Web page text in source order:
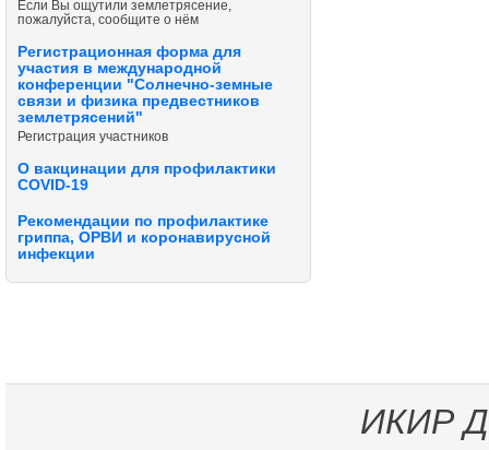
Если Вы ощутили землетрясение,
пожалуйста, сообщите о нём
Регистрационная форма для
участия в международной
конференции "Солнечно-земные
связи и физика предвестников
землетрясений"
Регистрация участников
О вакцинации для профилактики
COVID-19
Рекомендации по профилактике
гриппа, ОРВИ и коронавирусной
инфекции
ИКИР